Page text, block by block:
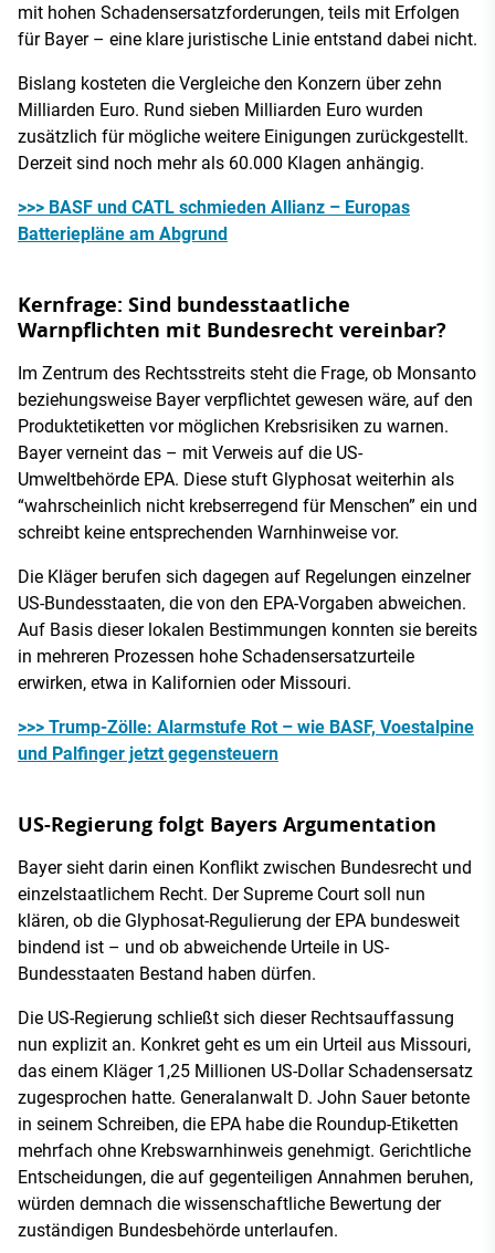
mit hohen Schadensersatzforderungen, teils mit Erfolgen
für Bayer – eine klare juristische Linie entstand dabei nicht.
Bislang kosteten die Vergleiche den Konzern über zehn
Milliarden Euro. Rund sieben Milliarden Euro wurden
zusätzlich für mögliche weitere Einigungen zurückgestellt.
Derzeit sind noch mehr als 60.000 Klagen anhängig.
>>> BASF und CATL schmieden Allianz – Europas
Batteriepläne am Abgrund
Kernfrage: Sind bundesstaatliche
Warnpflichten mit Bundesrecht vereinbar?
Im Zentrum des Rechtsstreits steht die Frage, ob Monsanto
beziehungsweise Bayer verpflichtet gewesen wäre, auf den
Produktetiketten vor möglichen Krebsrisiken zu warnen.
Bayer verneint das – mit Verweis auf die US-
Umweltbehörde EPA. Diese stuft Glyphosat weiterhin als
“wahrscheinlich nicht krebserregend für Menschen” ein und
schreibt keine entsprechenden Warnhinweise vor.
Die Kläger berufen sich dagegen auf Regelungen einzelner
US-Bundesstaaten, die von den EPA-Vorgaben abweichen.
Auf Basis dieser lokalen Bestimmungen konnten sie bereits
in mehreren Prozessen hohe Schadensersatzurteile
erwirken, etwa in Kalifornien oder Missouri.
>>> Trump-Zölle: Alarmstufe Rot – wie BASF, Voestalpine
und Palfinger jetzt gegensteuern
US-Regierung folgt Bayers Argumentation
Bayer sieht darin einen Konflikt zwischen Bundesrecht und
einzelstaatlichem Recht. Der Supreme Court soll nun
klären, ob die Glyphosat-Regulierung der EPA bundesweit
bindend ist – und ob abweichende Urteile in US-
Bundesstaaten Bestand haben dürfen.
Die US-Regierung schließt sich dieser Rechtsauffassung
nun explizit an. Konkret geht es um ein Urteil aus Missouri,
das einem Kläger 1,25 Millionen US-Dollar Schadensersatz
zugesprochen hatte. Generalanwalt D. John Sauer betonte
in seinem Schreiben, die EPA habe die Roundup-Etiketten
mehrfach ohne Krebswarnhinweis genehmigt. Gerichtliche
Entscheidungen, die auf gegenteiligen Annahmen beruhen,
würden demnach die wissenschaftliche Bewertung der
zuständigen Bundesbehörde unterlaufen.